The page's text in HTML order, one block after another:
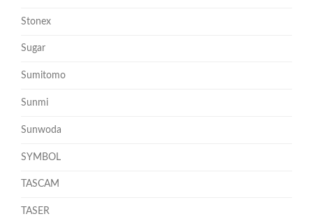
Stonex
Sugar
Sumitomo
Sunmi
Sunwoda
SYMBOL
TASCAM
TASER